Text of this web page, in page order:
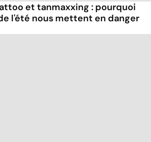
et tanmaxxing : pourquoi
l'été nous mettent en danger